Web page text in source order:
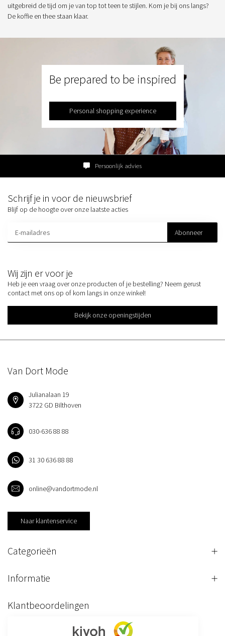
uitgebreid de tijd om je van top tot teen te stijlen. Kom je bij ons langs?
De koffie en thee staan klaar.
Be prepared to be inspired
Personal shopping experience
Persoonlijk advies
Wij zijn er voor je
Heb je een vraag over onze producten of je bestelling? Neem gerust
contact met ons op of kom langs in onze winkel!
Bekijk onze openingstijden
Schrijf je in voor de nieuwsbrief
Blijf op de hoogte over onze laatste acties
Abonneer
Van Dort Mode
Julianalaan 19
3722 GD Bilthoven
030-636 88 88
31 30 636 88 88
online@vandortmode.nl
Naar klantenservice
Categorieën
Informatie
Klantbeoordelingen